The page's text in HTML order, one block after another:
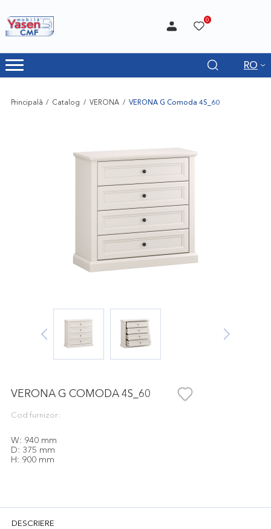
0
RO
Principală Catalog VERONA VERONA G Comoda 4S_60
VERONA G COMODA 4S_60
Cod furnizor:
W: 940 mm
D: 375 mm
H: 900 mm
DESCRIERE